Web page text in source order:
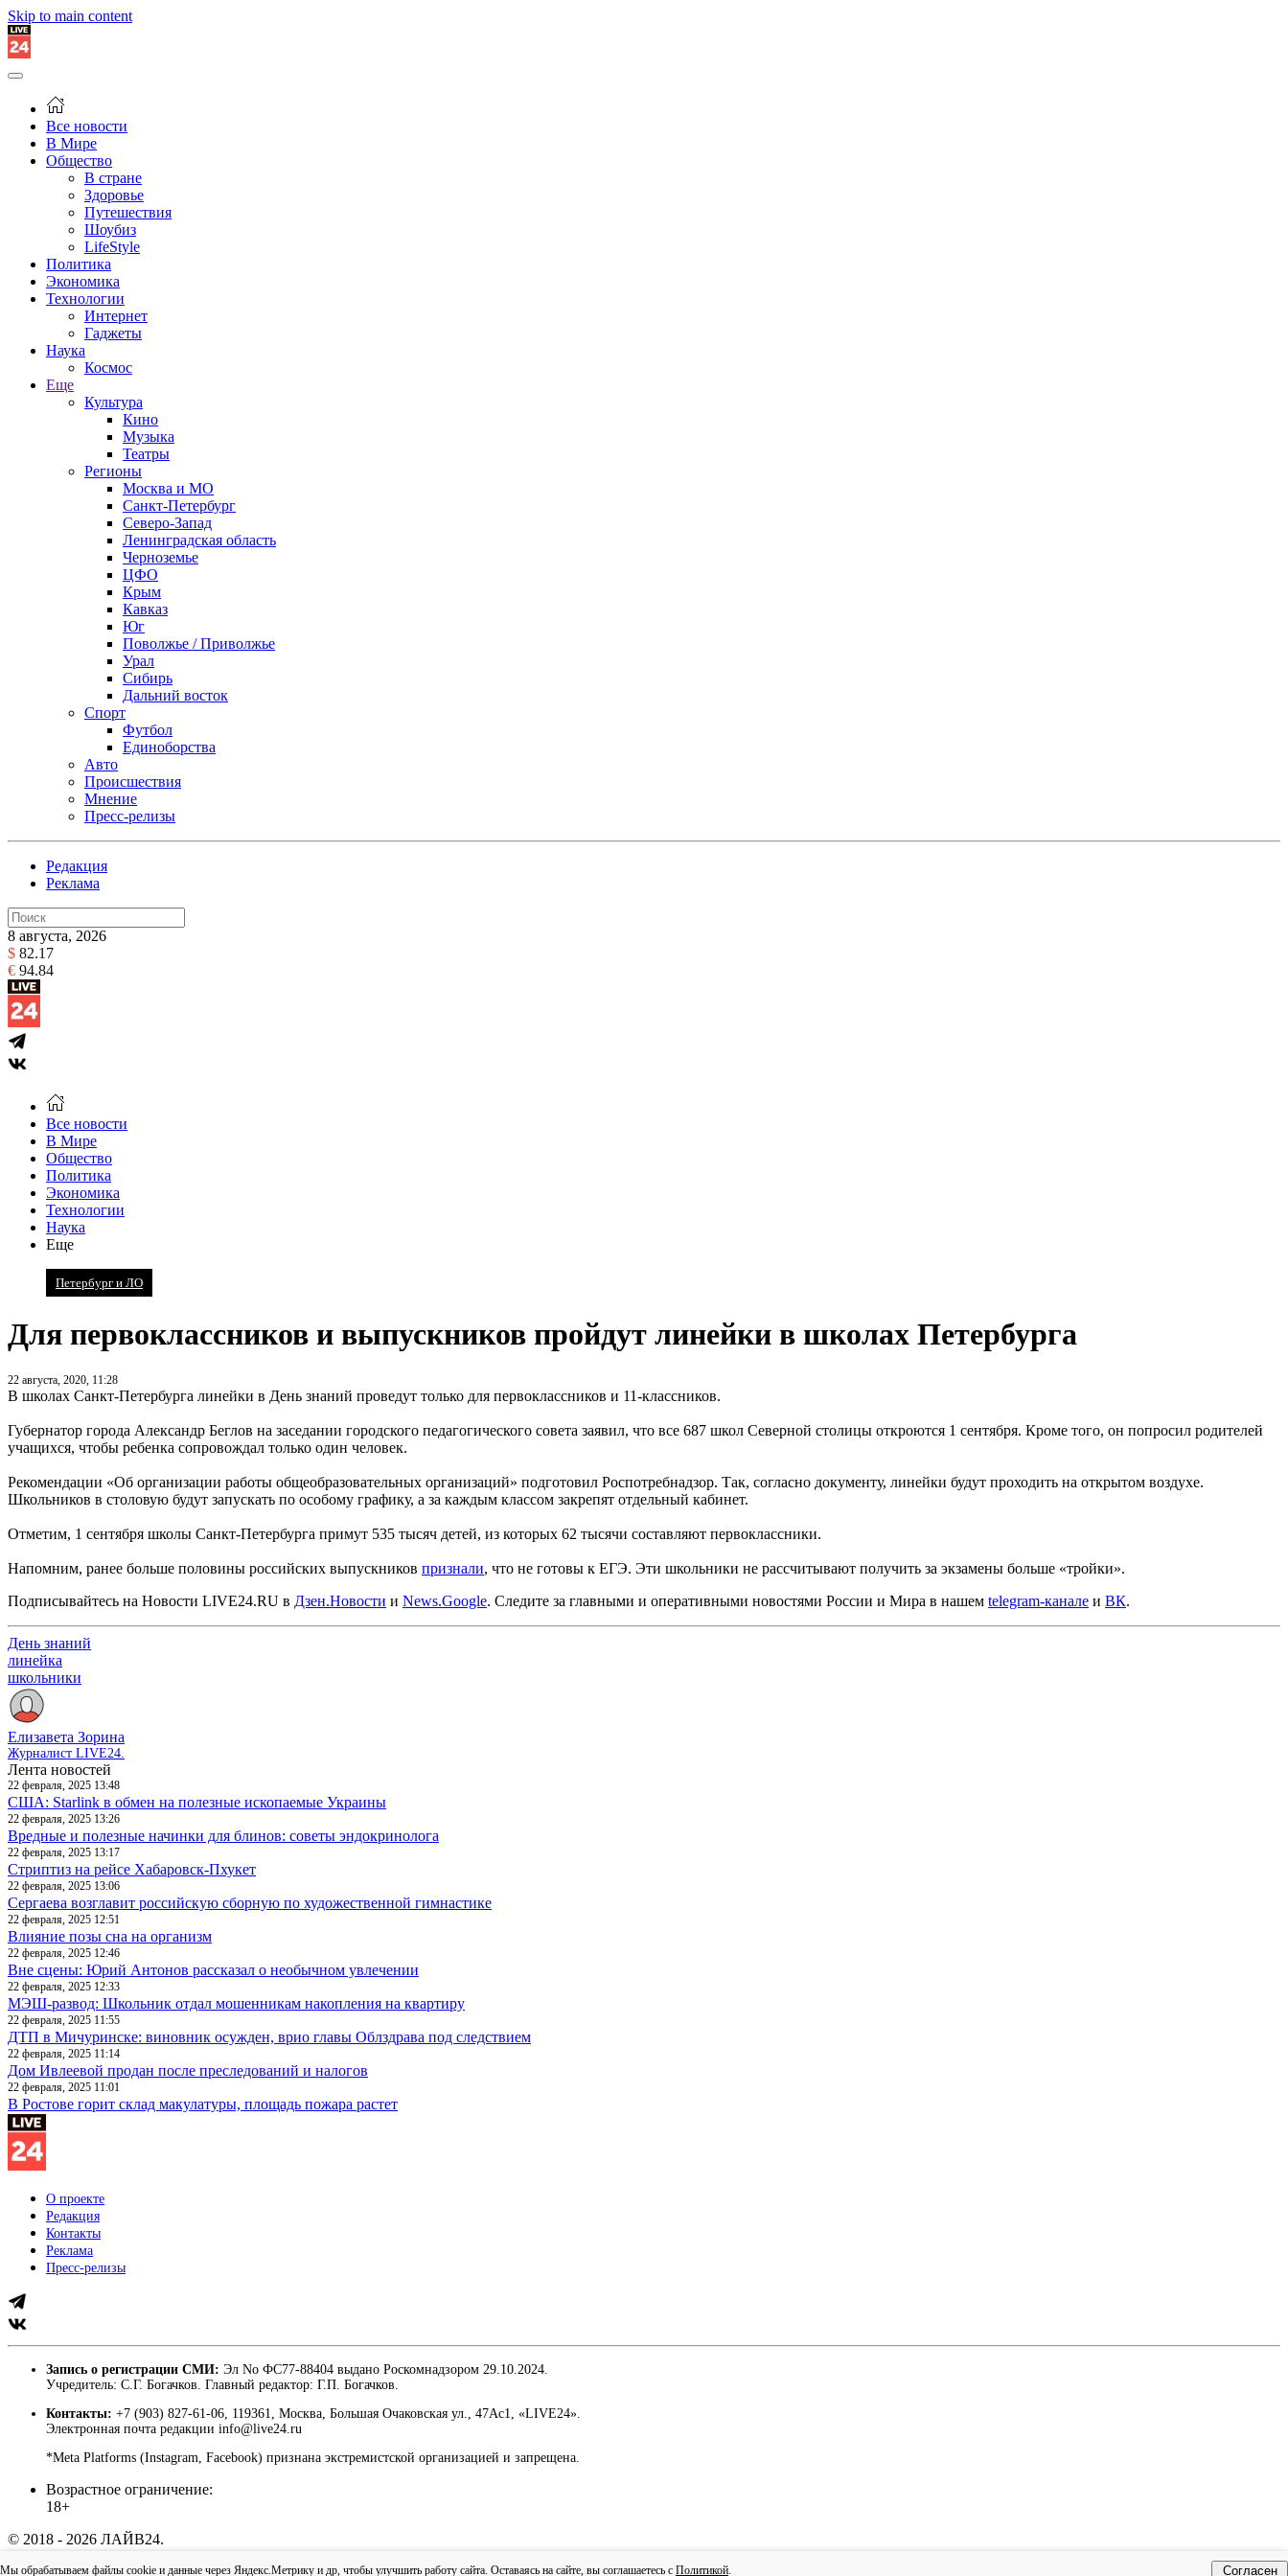
Skip to main content
Все новости
В Мире
Общество
В стране
Здоровье
Путешествия
Шоубиз
LifeStyle
Политика
Экономика
Технологии
Интернет
Гаджеты
Наука
Космос
Еще
Культура
Кино
Музыка
Театры
Регионы
Москва и МО
Санкт-Петербург
Северо-Запад
Ленинградская область
Черноземье
ЦФО
Крым
Кавказ
Юг
Поволжье / Приволжье
Урал
Сибирь
Дальний восток
Спорт
Футбол
Единоборства
Авто
Происшествия
Мнение
Пресс-релизы
Редакция
Реклама
8 августа, 2026
$ 82.17
€ 94.84
Все новости
В Мире
Общество
Политика
Экономика
Технологии
Наука
Еще
Петербург и ЛО
Для первоклассников и выпускников пройдут линейки в школах Петербурга
22 августа, 2020, 11:28
В школах Санкт-Петербурга линейки в День знаний проведут только для первоклассников и 11-классников.
Губернатор города Александр Беглов на заседании городского педагогического совета заявил, что все 687 школ Северной столицы откроются 1 сентября. Кроме того, он попросил родителей
учащихся, чтобы ребенка сопровождал только один человек.
Рекомендации «Об организации работы общеобразовательных организаций» подготовил Роспотребнадзор. Так, согласно документу, линейки будут проходить на открытом воздухе.
Школьников в столовую будут запускать по особому графику, а за каждым классом закрепят отдельный кабинет.
Отметим, 1 сентября школы Санкт-Петербурга примут 535 тысяч детей, из которых 62 тысячи составляют первоклассники.
Напомним, ранее больше половины российских выпускников признали, что не готовы к ЕГЭ. Эти школьники не рассчитывают получить за экзамены больше «тройки».
Подписывайтесь на Новости LIVE24.RU в Дзен.Новости и News.Google. Следите за главными и оперативными новостями России и Мира в нашем telegram-канале и ВК.
День знаний
линейка
школьники
Елизавета Зорина
Журналист LIVE24.
Лента новостей
22 февраля, 2025 13:48
США: Starlink в обмен на полезные ископаемые Украины
22 февраля, 2025 13:26
Вредные и полезные начинки для блинов: советы эндокринолога
22 февраля, 2025 13:17
Стриптиз на рейсе Хабаровск-Пхукет
22 февраля, 2025 13:06
Сергаева возглавит российскую сборную по художественной гимнастике
22 февраля, 2025 12:51
Влияние позы сна на организм
22 февраля, 2025 12:46
Вне сцены: Юрий Антонов рассказал о необычном увлечении
22 февраля, 2025 12:33
МЭШ-развод: Школьник отдал мошенникам накопления на квартиру
22 февраля, 2025 11:55
ДТП в Мичуринске: виновник осужден, врио главы Облздрава под следствием
22 февраля, 2025 11:14
Дом Ивлеевой продан после преследований и налогов
22 февраля, 2025 11:01
В Ростове горит склад макулатуры, площадь пожара растет
О проекте
Редакция
Контакты
Реклама
Пресс-релизы
Запись о регистрации СМИ: Эл No ФС77-88404 выдано Роскомнадзором 29.10.2024.
Учредитель: С.Г. Богачков. Главный редактор: Г.П. Богачков.
Контакты: +7 (903) 827-61-06, 119361, Москва, Большая Очаковская ул., 47Ас1, «LIVE24».
Электронная почта редакции info@live24.ru
*Meta Platforms (Instagram, Facebook) признана экстремистской организацией и запрещена.
Возрастное ограничение:
18+
© 2018 - 2026 ЛАЙВ24.
Мы обрабатываем файлы cookie и данные через Яндекс.Метрику и др, чтобы улучшить работу сайта. Оставаясь на сайте, вы соглашаетесь с Политикой. Согласен